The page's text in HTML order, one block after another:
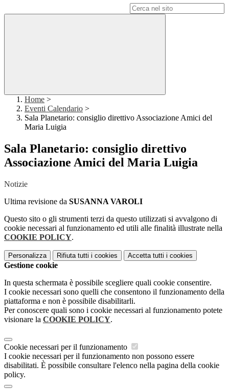
Home >
Eventi Calendario >
Sala Planetario: consiglio direttivo Associazione Amici del
Maria Luigia
Sala Planetario: consiglio direttivo
Associazione Amici del Maria Luigia
Notizie
Ultima revisione da SUSANNA VAROLI
Questo sito o gli strumenti terzi da questo utilizzati si avvalgono di
cookie necessari al funzionamento ed utili alle finalità illustrate nella
COOKIE POLICY.
Personalizza Rifiuta tutti i cookies Accetta tutti i cookies
Gestione cookie
In questa schermata è possibile scegliere quali cookie consentire.
I cookie necessari sono quelli che consentono il funzionamento della
piattaforma e non è possibile disabilitarli.
Per conoscere quali sono i cookie necessari al funzionamento potete
visionare la COOKIE POLICY.
Cookie necessari per il funzionamento
I cookie necessari per il funzionamento non possono essere
disabilitati. È possibile consultare l'elenco nella pagina della cookie
policy.